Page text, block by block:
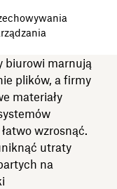
biurowi marnują
plików, a firmy
materiały
wzrosnąć.
utraty
na